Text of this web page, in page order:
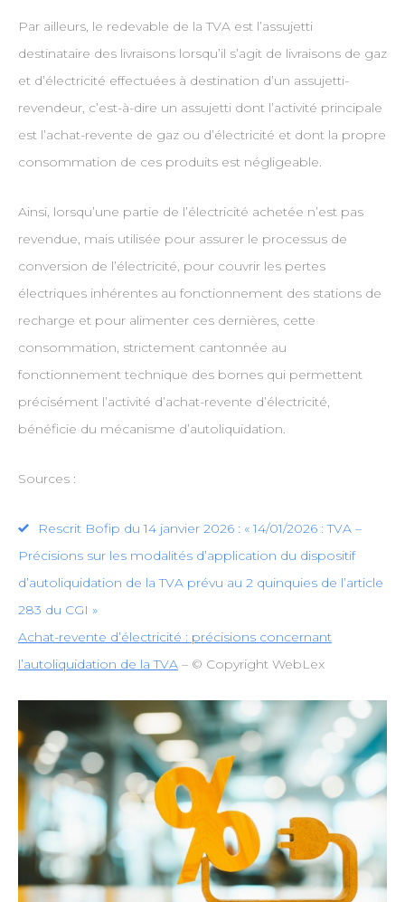
Par ailleurs, le redevable de la TVA est l’assujetti
destinataire des livraisons lorsqu’il s’agit de livraisons de gaz
et d’électricité effectuées à destination d’un assujetti-
revendeur, c’est-à-dire un assujetti dont l’activité principale
est l’achat-revente de gaz ou d’électricité et dont la propre
consommation de ces produits est négligeable.
Ainsi, lorsqu’une partie de l’électricité achetée n’est pas
revendue, mais utilisée pour assurer le processus de
conversion de l’électricité, pour couvrir les pertes
électriques inhérentes au fonctionnement des stations de
recharge et pour alimenter ces dernières, cette
consommation, strictement cantonnée au
fonctionnement technique des bornes qui permettent
précisément l’activité d’achat-revente d’électricité,
bénéficie du mécanisme d’autoliquidation.
Sources :
Rescrit Bofip du 14 janvier 2026 : « 14/01/2026 : TVA –
Précisions sur les modalités d’application du dispositif
d’autoliquidation de la TVA prévu au 2 quinquies de l’article
283 du CGI »
Achat-revente d’électricité : précisions concernant
l’autoliquidation de la TVA– © Copyright WebLex